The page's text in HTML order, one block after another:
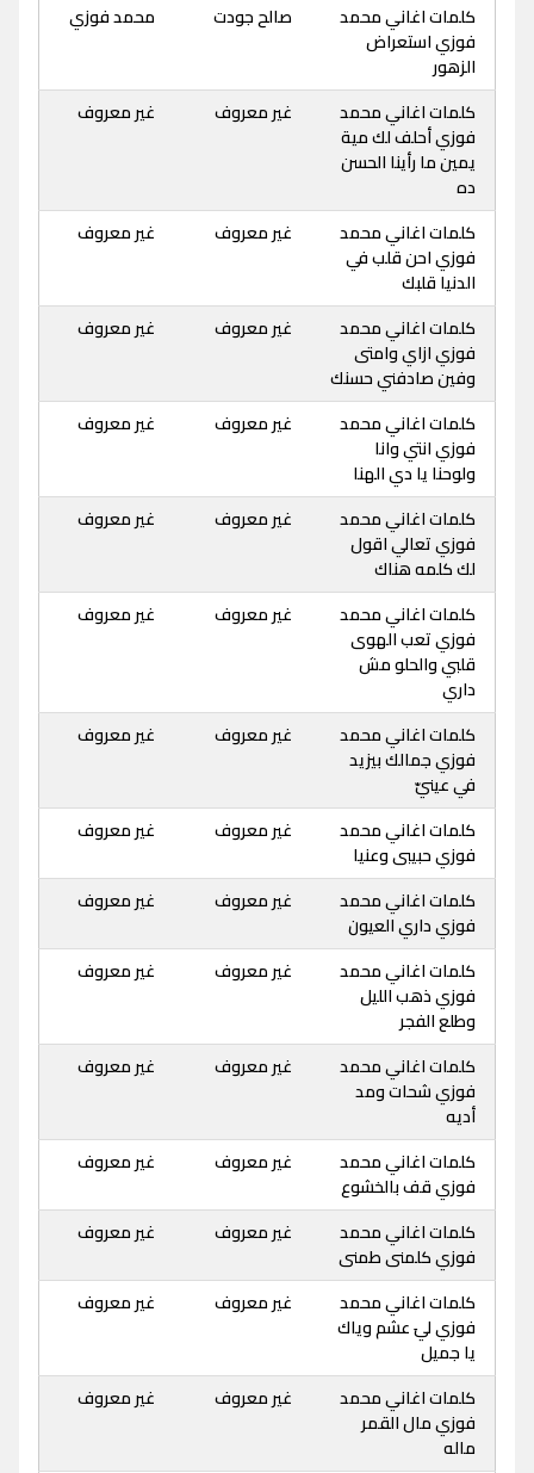
كلمات اغاني محمد
فوزي استعراض
الزهور
صالح جودت محمد فوزي
كلمات اغاني محمد
فوزي أحلف لك مية
يمين ما رأينا الحسن
ده
غير معروف غير معروف
كلمات اغاني محمد
فوزي احن قلب في
الدنيا قلبك
غير معروف غير معروف
كلمات اغاني محمد
فوزي ازاي وامتى
وفين صادفني حسنك
غير معروف غير معروف
كلمات اغاني محمد
فوزي انتي وانا
ولوحنا يا دي الهنا
غير معروف غير معروف
كلمات اغاني محمد
فوزي تعالي اقول
لك كلمه هناك
غير معروف غير معروف
كلمات اغاني محمد
فوزي تعب الهوى
قلبي والحلو مش
داري
غير معروف غير معروف
كلمات اغاني محمد
فوزي جمالك بيزيد
في عينيّ
غير معروف غير معروف
كلمات اغاني محمد
فوزي حبيبى وعنيا
غير معروف غير معروف
كلمات اغاني محمد
فوزي داري العيون
غير معروف غير معروف
كلمات اغاني محمد
فوزي ذهب الليل
وطلع الفجر
غير معروف غير معروف
كلمات اغاني محمد
فوزي شحات ومد
أديه
غير معروف غير معروف
كلمات اغاني محمد
فوزي قف بالخشوع
غير معروف غير معروف
كلمات اغاني محمد
فوزي كلمنى طمنى
غير معروف غير معروف
كلمات اغاني محمد
فوزي ليَ عشم وياك
يا جميل
غير معروف غير معروف
كلمات اغاني محمد
فوزي مال القمر
ماله
غير معروف غير معروف